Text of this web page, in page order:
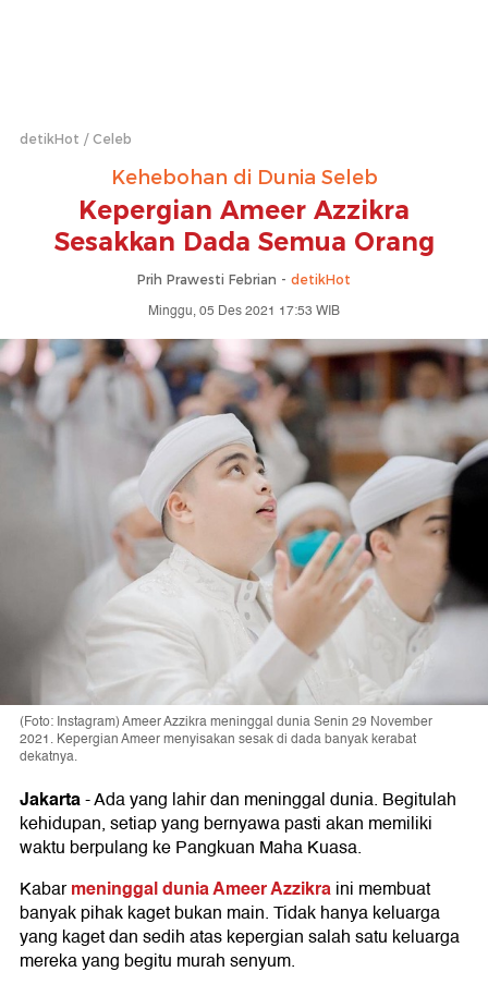
detikHot Celeb
Kehebohan di Dunia Seleb
Kepergian Ameer Azzikra
Sesakkan Dada Semua Orang
Prih Prawesti Febrian - detikHot
Minggu, 05 Des 2021 17:53 WIB
(Foto: Instagram) Ameer Azzikra meninggal dunia Senin 29 November
2021. Kepergian Ameer menyisakan sesak di dada banyak kerabat
dekatnya.
Jakarta-Ada yang lahir dan meninggal dunia. Begitulah
kehidupan, setiap yang bernyawa pasti akan memiliki
waktu berpulang ke Pangkuan Maha Kuasa.
Kabarmeninggal dunia Ameer Azzikraini membuat
banyak pihak kaget bukan main. Tidak hanya keluarga
yang kaget dan sedih atas kepergian salah satu keluarga
mereka yang begitu murah senyum.